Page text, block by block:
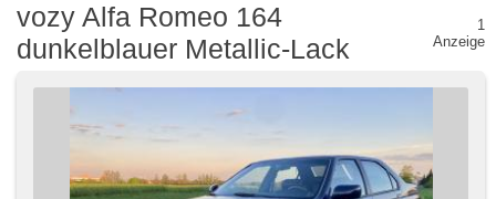
vozy Alfa Romeo 164
dunkelblauer Metallic-Lack
1
Anzeige